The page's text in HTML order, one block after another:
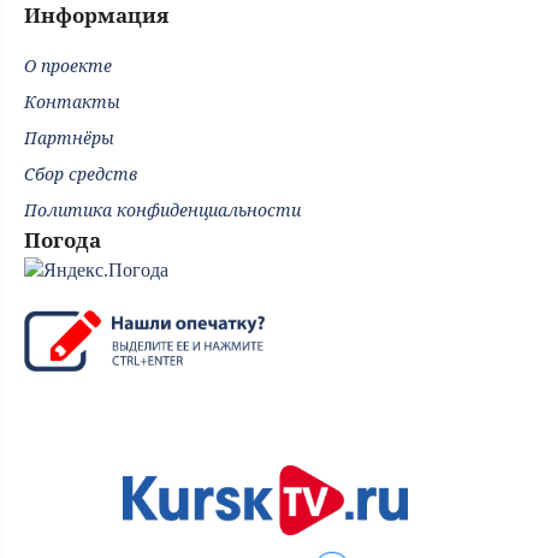
Информация
О проекте
Контакты
Партнёры
Сбор средств
Политика конфиденциальности
Погода